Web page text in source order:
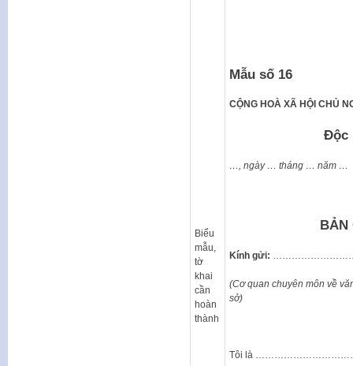
Biểu
mẫu,
tờ
khai
cần
hoàn
thành
Mẫu số 16
CỘNG HOÀ XÃ HỘI CHỦ
Độc lập –
…, ngày … tháng … năm …
BẢN
Kính gửi:
(Cơ quan chuyên môn về
sở)
Tôi là